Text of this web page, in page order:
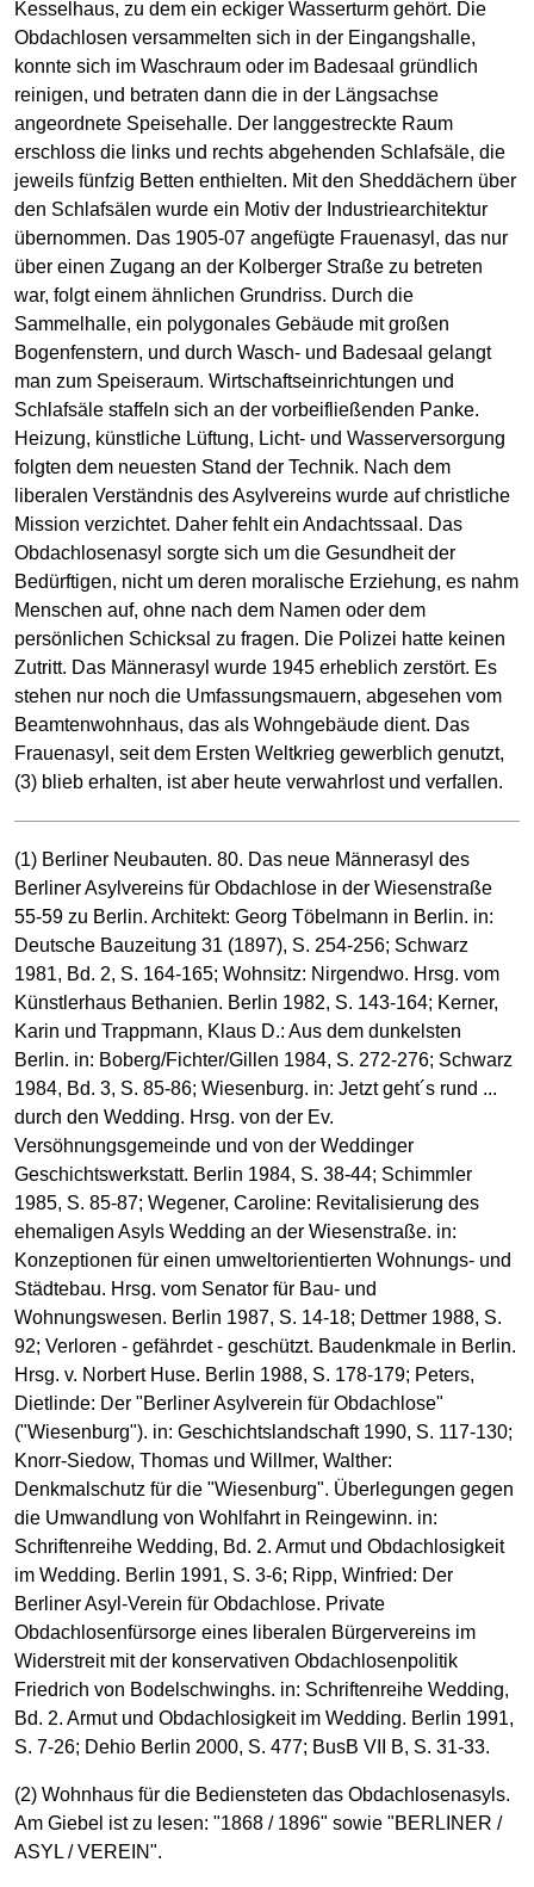
Kesselhaus, zu dem ein eckiger Wasserturm gehört. Die
Obdachlosen versammelten sich in der Eingangshalle,
konnte sich im Waschraum oder im Badesaal gründlich
reinigen, und betraten dann die in der Längsachse
angeordnete Speisehalle. Der langgestreckte Raum
erschloss die links und rechts abgehenden Schlafsäle, die
jeweils fünfzig Betten enthielten. Mit den Sheddächern über
den Schlafsälen wurde ein Motiv der Industriearchitektur
übernommen. Das 1905-07 angefügte Frauenasyl, das nur
über einen Zugang an der Kolberger Straße zu betreten
war, folgt einem ähnlichen Grundriss. Durch die
Sammelhalle, ein polygonales Gebäude mit großen
Bogenfenstern, und durch Wasch- und Badesaal gelangt
man zum Speiseraum. Wirtschaftseinrichtungen und
Schlafsäle staffeln sich an der vorbeifließenden Panke.
Heizung, künstliche Lüftung, Licht- und Wasserversorgung
folgten dem neuesten Stand der Technik. Nach dem
liberalen Verständnis des Asylvereins wurde auf christliche
Mission verzichtet. Daher fehlt ein Andachtssaal. Das
Obdachlosenasyl sorgte sich um die Gesundheit der
Bedürftigen, nicht um deren moralische Erziehung, es nahm
Menschen auf, ohne nach dem Namen oder dem
persönlichen Schicksal zu fragen. Die Polizei hatte keinen
Zutritt. Das Männerasyl wurde 1945 erheblich zerstört. Es
stehen nur noch die Umfassungsmauern, abgesehen vom
Beamtenwohnhaus, das als Wohngebäude dient. Das
Frauenasyl, seit dem Ersten Weltkrieg gewerblich genutzt,
(3) blieb erhalten, ist aber heute verwahrlost und verfallen.
(1) Berliner Neubauten. 80. Das neue Männerasyl des
Berliner Asylvereins für Obdachlose in der Wiesenstraße
55-59 zu Berlin. Architekt: Georg Töbelmann in Berlin. in:
Deutsche Bauzeitung 31 (1897), S. 254-256; Schwarz
1981, Bd. 2, S. 164-165; Wohnsitz: Nirgendwo. Hrsg. vom
Künstlerhaus Bethanien. Berlin 1982, S. 143-164; Kerner,
Karin und Trappmann, Klaus D.: Aus dem dunkelsten
Berlin. in: Boberg/Fichter/Gillen 1984, S. 272-276; Schwarz
1984, Bd. 3, S. 85-86; Wiesenburg. in: Jetzt geht´s rund ...
durch den Wedding. Hrsg. von der Ev.
Versöhnungsgemeinde und von der Weddinger
Geschichtswerkstatt. Berlin 1984, S. 38-44; Schimmler
1985, S. 85-87; Wegener, Caroline: Revitalisierung des
ehemaligen Asyls Wedding an der Wiesenstraße. in:
Konzeptionen für einen umweltorientierten Wohnungs- und
Städtebau. Hrsg. vom Senator für Bau- und
Wohnungswesen. Berlin 1987, S. 14-18; Dettmer 1988, S.
92; Verloren - gefährdet - geschützt. Baudenkmale in Berlin.
Hrsg. v. Norbert Huse. Berlin 1988, S. 178-179; Peters,
Dietlinde: Der "Berliner Asylverein für Obdachlose"
("Wiesenburg"). in: Geschichtslandschaft 1990, S. 117-130;
Knorr-Siedow, Thomas und Willmer, Walther:
Denkmalschutz für die "Wiesenburg". Überlegungen gegen
die Umwandlung von Wohlfahrt in Reingewinn. in:
Schriftenreihe Wedding, Bd. 2. Armut und Obdachlosigkeit
im Wedding. Berlin 1991, S. 3-6; Ripp, Winfried: Der
Berliner Asyl-Verein für Obdachlose. Private
Obdachlosenfürsorge eines liberalen Bürgervereins im
Widerstreit mit der konservativen Obdachlosenpolitik
Friedrich von Bodelschwinghs. in: Schriftenreihe Wedding,
Bd. 2. Armut und Obdachlosigkeit im Wedding. Berlin 1991,
S. 7-26; Dehio Berlin 2000, S. 477; BusB VII B, S. 31-33.
(2) Wohnhaus für die Bediensteten das Obdachlosenasyls.
Am Giebel ist zu lesen: "1868 / 1896" sowie "BERLINER /
ASYL / VEREIN".